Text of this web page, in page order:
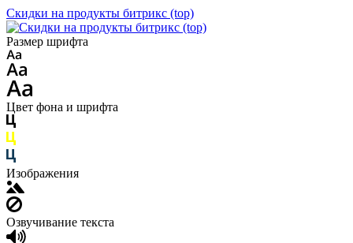
Скидки на продукты битрикс (top)
Размер шрифта
Цвет фона и шрифта
Изображения
Озвучивание текста